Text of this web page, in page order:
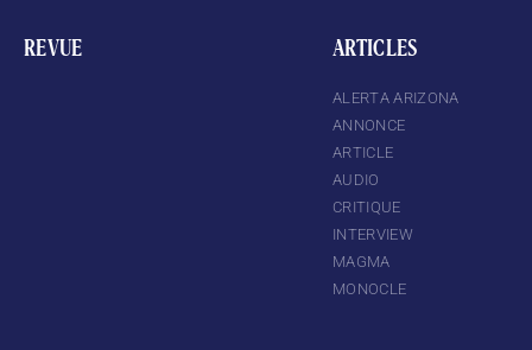
REVUE ARTICLES
ALERTA ARIZONA
ANNONCE
ARTICLE
AUDIO
CRITIQUE
INTERVIEW
MAGMA
MONOCLE